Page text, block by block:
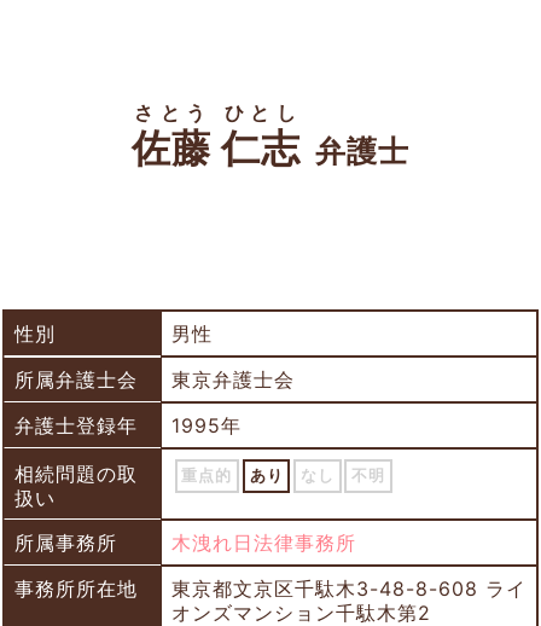
佐藤 仁志
さとう ひとし
弁護士
性別
男性
所属弁護士会
東京弁護士会
弁護士登録年
1995年
相続問題の取
扱い
重点的 あり なし 不明
所属事務所
木洩れ日法律事務所
事務所所在地
東京都文京区千駄木3-48-8-608 ライ
オンズマンション千駄木第2